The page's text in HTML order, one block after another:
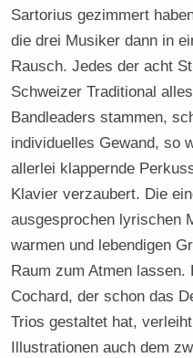
Sartorius gezimmert
die drei Musiker dann in
Rausch. Jedes der acht
Schweizer Traditional
Bandleaders stammen,
individuelles Gewand, so
allerlei klappernde
Klavier verzaubert. Die
ausgesprochen lyrischen
warmen und lebendigen
Raum zum Atmen
Cochard, der schon das
Trios gestaltet hat,
Illustrationen auch dem